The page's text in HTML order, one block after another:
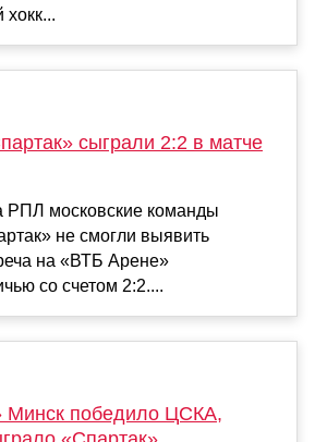
хокк...
сыграли 2:2 в матче
РПЛ московские команды
не смогли выявить
на «ВТБ Арене»
со счетом 2:2....
Минск победило ЦСКА,